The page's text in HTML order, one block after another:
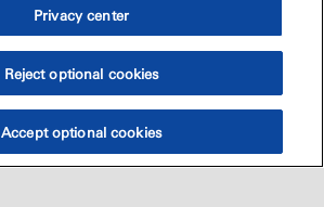
Privacy center
Reject optional cookies
Accept optional cookies